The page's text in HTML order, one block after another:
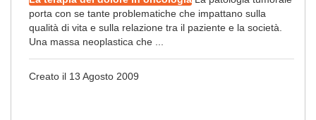
porta con se tante problematiche che impattano sulla
qualità di vita e sulla relazione tra il paziente e la società.
Una massa neoplastica che ...
Creato il 13 Agosto 2009